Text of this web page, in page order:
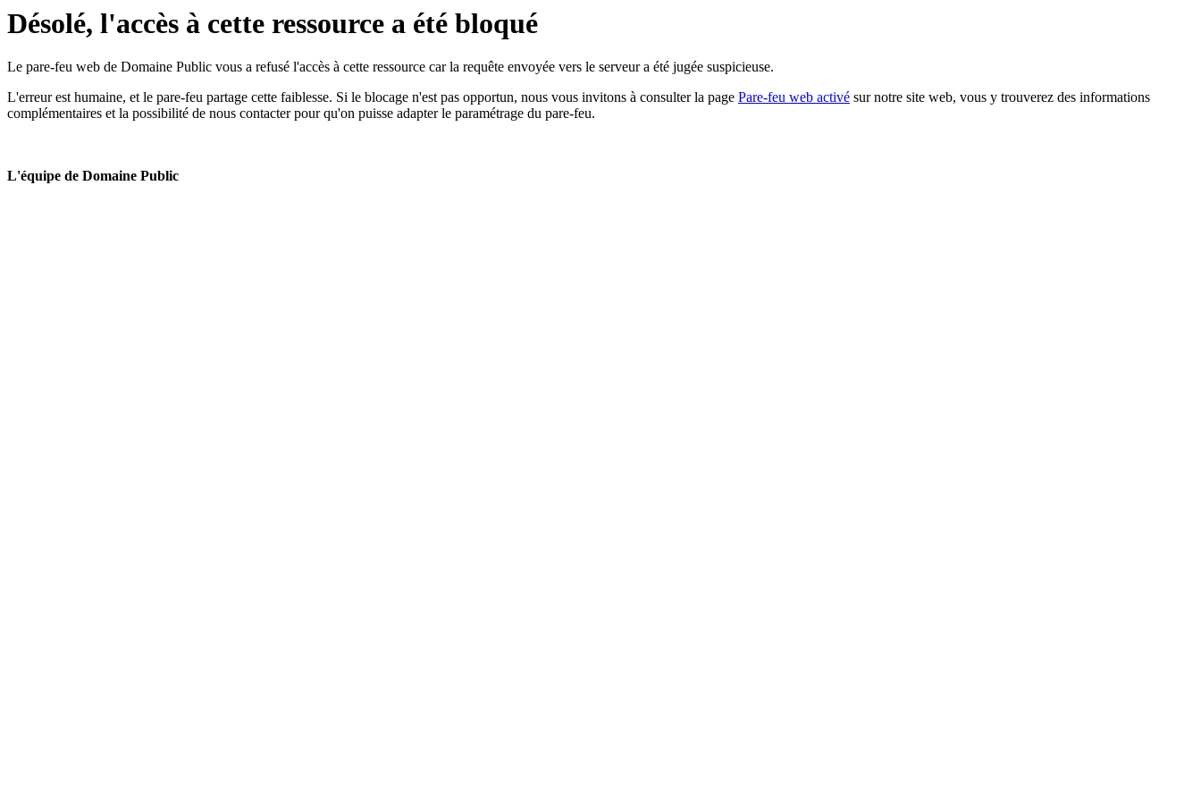
Désolé, l'accès à cette ressource a été bloqué
Le pare-feu web de Domaine Public vous a refusé l'accès à cette ressource car la requête envoyée vers le serveur a été jugée suspicieuse.
L'erreur est humaine, et le pare-feu partage cette faiblesse. Si le blocage n'est pas opportun, nous vous invitons à consulter la page Pare-feu web activé sur notre site web, vous y trouverez des informations
complémentaires et la possibilité de nous contacter pour qu'on puisse adapter le paramétrage du pare-feu.
L'équipe de Domaine Public